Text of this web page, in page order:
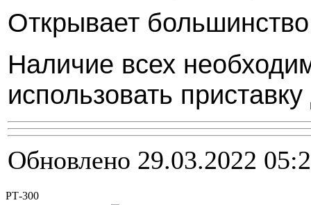
Открывает
Наличие всех
использовать
Обновлено 29.03.2022
РТ-300